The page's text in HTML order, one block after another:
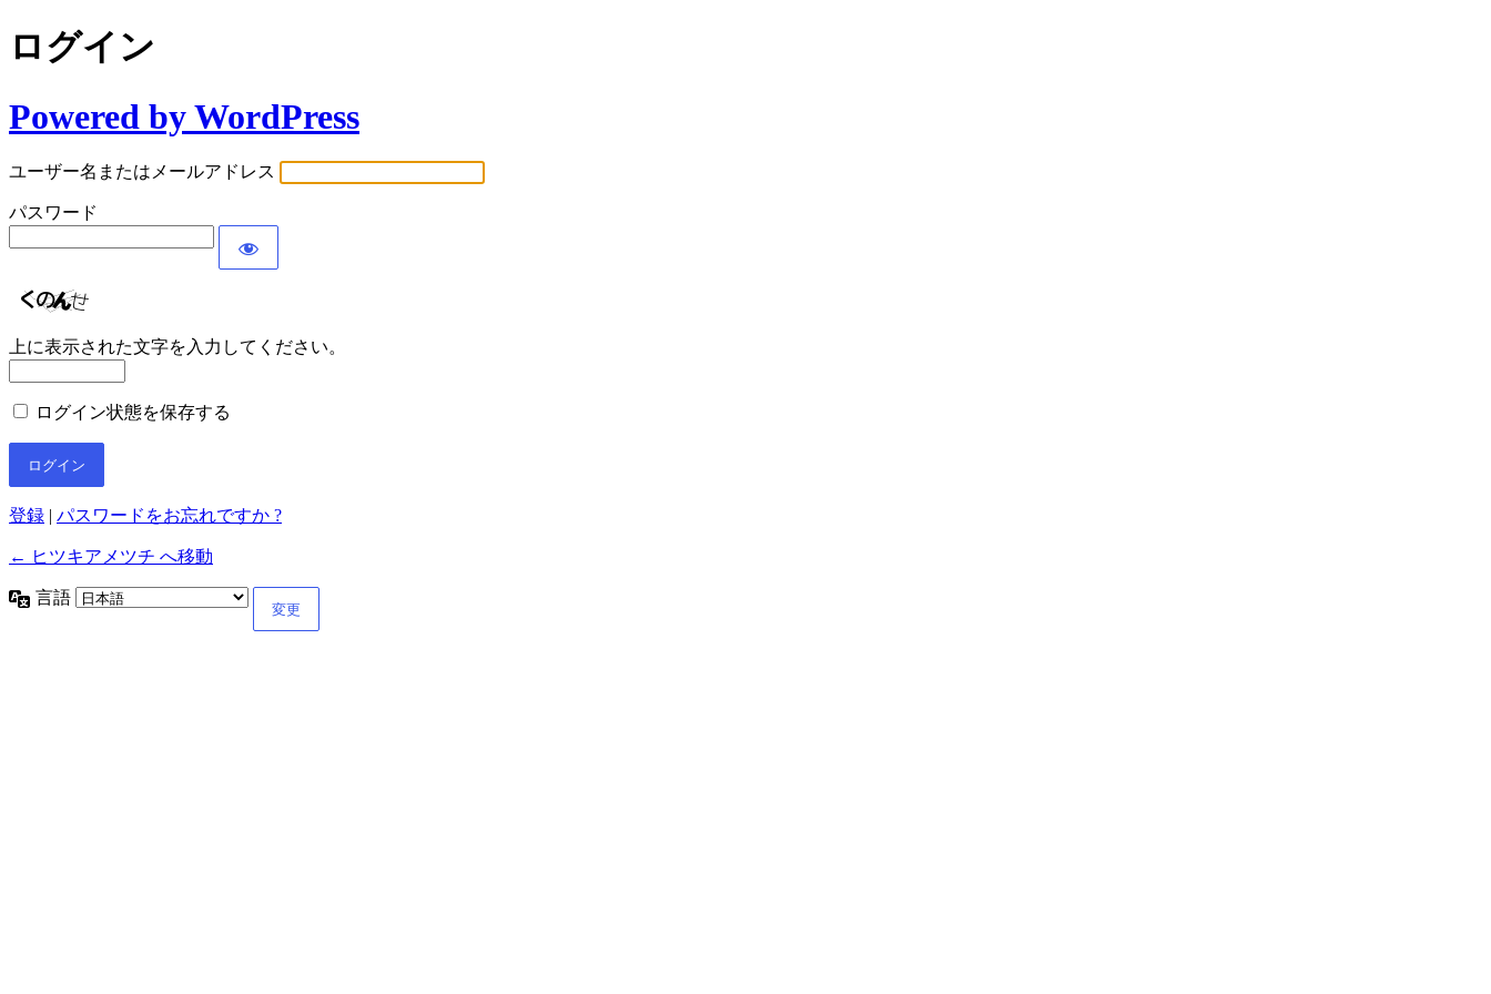
ログイン
Powered by WordPress
ユーザー名またはメールアドレス
パスワード
上に表示された文字を入力してください。
ログイン状態を保存する
登録 | パスワードをお忘れですか ?
← ヒツキアメツチ へ移動
言語